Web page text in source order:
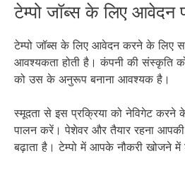
टेम्पो जॉब्स के लिए आवेदन
टेम्पो जॉब्स के लिए आवेदन करने के लिए
आवश्यकता होती है। कंपनी की संस्कृति
को उस के अनुरूप बनाना आवश्यक है।
स्मूदता से इस प्रक्रिया को नेविगेट करने
पालन करें। पेशेवर और तैयार रहना
बढ़ाता है। टेम्पो में आपके नौकरी खोजने में